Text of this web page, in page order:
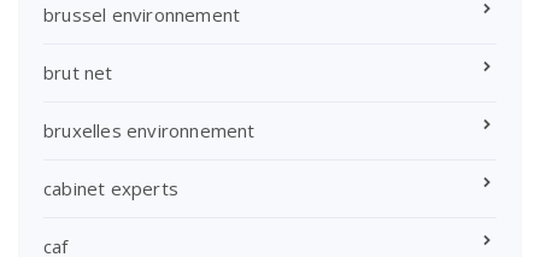
brussel environnement
brut net
bruxelles environnement
cabinet experts
caf